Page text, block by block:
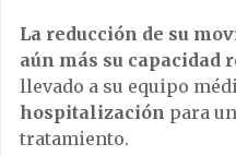
La reducción de su
aún más su capacidad
llevado a su equipo
hospitalización para
tratamiento.